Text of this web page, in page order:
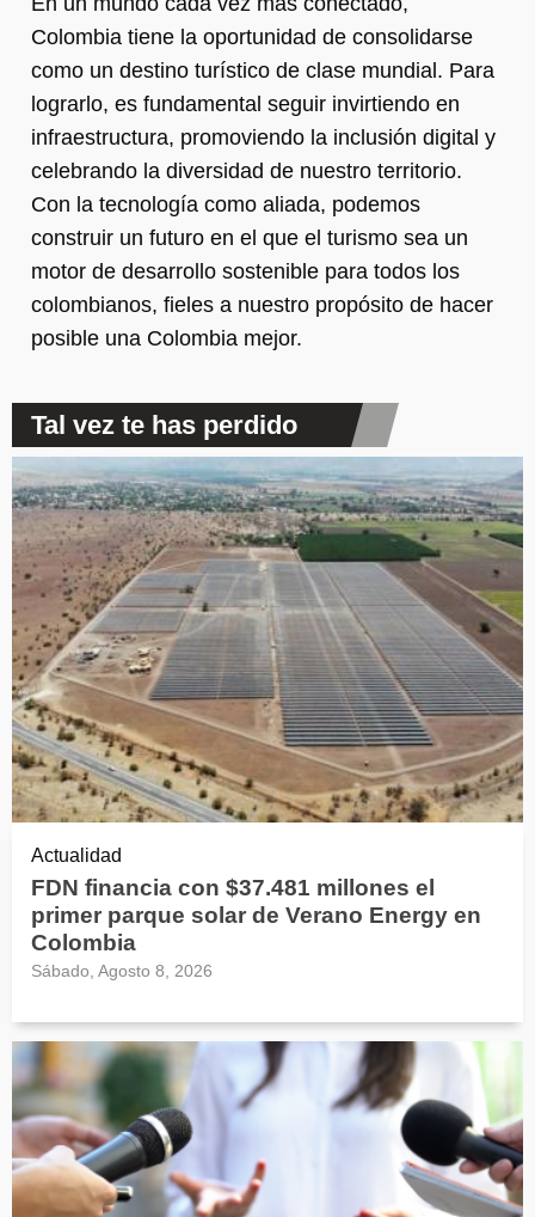
Colombia tiene la oportunidad de consolidarse
como un destino turístico de clase mundial. Para
lograrlo, es fundamental seguir invirtiendo en
infraestructura, promoviendo la inclusión digital y
celebrando la diversidad de nuestro territorio.
Con la tecnología como aliada, podemos
construir un futuro en el que el turismo sea un
motor de desarrollo sostenible para todos los
colombianos, fieles a nuestro propósito de hacer
posible una Colombia mejor.
Tal vez te has perdido
Actualidad
FDN financia con $37.481 millones el
primer parque solar de Verano Energy en
Colombia
Sábado, Agosto 8, 2026